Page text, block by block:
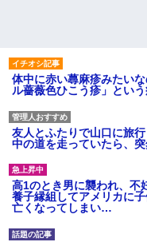
体中に赤い蕁麻疹みたい
ル薔薇色ひこう疹」とい
友人とふたりで山口に旅
中の道を走っていたら、
高1のとき男に襲われ、
養子縁組してアメリカに
亡くなってしまい…